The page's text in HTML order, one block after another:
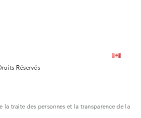
Réservés
la traite des personnes et la transparence de la